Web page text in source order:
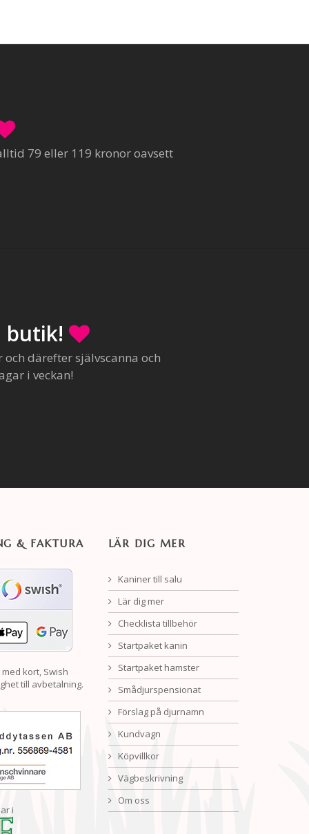
79 eller 119 kronor oavsett
butik!
därefter självscanna och
i veckan!
& FAKTURA
kort, Swish
till avbetalning.
i
LÄR DIG MER
Kaniner till salu
Lär dig mer
Checklista tillbehör
Startpaket kanin
Startpaket hamster
Smådjurspensionat
Förslag på djurnamn
Kundvagn
Köpvillkor
Vägbeskrivning
Om oss